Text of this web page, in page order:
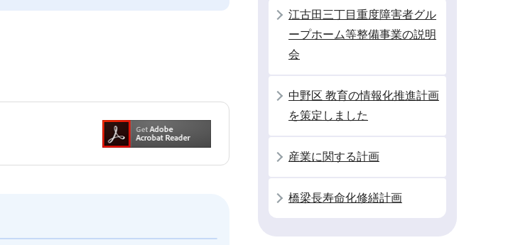
江古田三丁目重度障害者グル
ープホーム等整備事業の説明
会
中野区 教育の情報化推進計画
を策定しました
産業に関する計画
橋梁長寿命化修繕計画